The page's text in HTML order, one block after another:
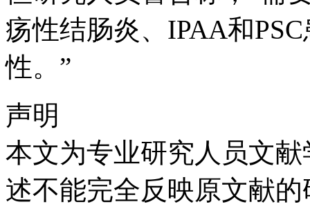
疡性结肠炎、IPAA和
性。”
声明
本文为专业研究人员文
述不能完全反映原文献